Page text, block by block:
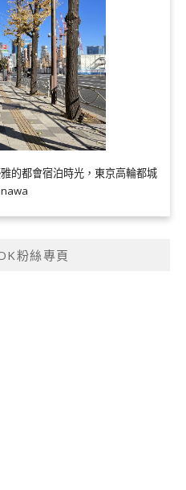
的都會宿泊時光，東京高輪都城
粉絲專頁